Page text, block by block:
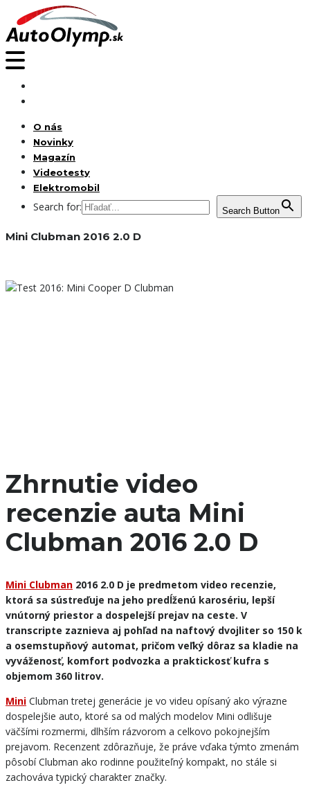
O nás
Novinky
Magazín
Videotesty
Elektromobil
Search for: Search Button
Mini Clubman 2016 2.0 D
Zhrnutie video
recenzie auta Mini
Clubman 2016 2.0 D
Mini Clubman 2016 2.0 D je predmetom video recenzie,
ktorá sa sústreďuje na jeho predĺženú karosériu, lepší
vnútorný priestor a dospelejší prejav na ceste. V
transcripte zaznieva aj pohľad na naftový dvojliter so 150 k
a osemstupňový automat, pričom veľký dôraz sa kladie na
vyváženosť, komfort podvozka a praktickosť kufra s
objemom 360 litrov.
Mini Clubman tretej generácie je vo videu opísaný ako výrazne
dospelejšie auto, ktoré sa od malých modelov Mini odlišuje
väčšími rozmermi, dlhším rázvorom a celkovo pokojnejším
prejavom. Recenzent zdôrazňuje, že práve vďaka týmto zmenám
pôsobí Clubman ako rodinne použiteľný kompakt, no stále si
zachováva typický charakter značky.